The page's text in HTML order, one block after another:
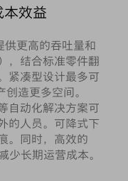
本效益
更高的吞吐量和
，结合标准零件翻
紧凑型设计最多可
造更多空间。
自动化解决方案可
的人员。可降式下
。同时，高效的
少长期运营成本。